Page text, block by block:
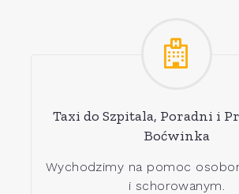
Taxi do Szpitala, Poradni i
Boćwinka
Wychodzimy na pomoc
i schorowanym.